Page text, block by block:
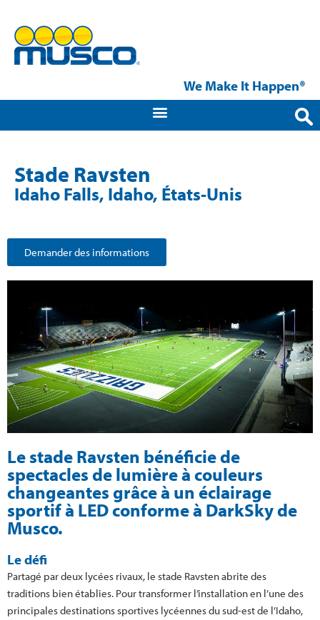
We Make It Happen®
Stade Ravsten
Idaho Falls, Idaho, États-Unis
Demander des informations
Le stade Ravsten bénéficie de
spectacles de lumière à couleurs
changeantes grâce à un éclairage
sportif à LED conforme à DarkSky de
Musco.
Le défi
Partagé par deux lycées rivaux, le stade Ravsten abrite des
traditions bien établies. Pour transformer l’installation en l’une des
principales destinations sportives lycéennes du sud-est de l’Idaho,